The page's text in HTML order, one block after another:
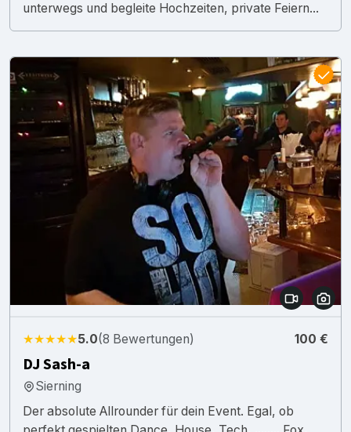
unterwegs und begleite Hochzeiten, private Feiern...
★★★★★5.0(8 Bewertungen) 100 €
DJ Sash-a
Sierning
Der absolute Allrounder für dein Event. Egal, ob